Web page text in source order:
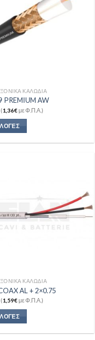
ΚΑΛΏΔΙΑ
PREMIUM AW
(1,36€με Φ.Π.Α.)
Add to
Wishlist
ΚΑΛΏΔΙΑ
AL + 2×0.75
(1,59€με Φ.Π.Α.)